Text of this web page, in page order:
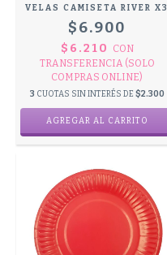
VELAS CAMISETA RIVER X3
$6.900
$6.210
CON
TRANSFERENCIA (SOLO
COMPRAS ONLINE)
3 CUOTAS SIN INTERÉS DE $2.300